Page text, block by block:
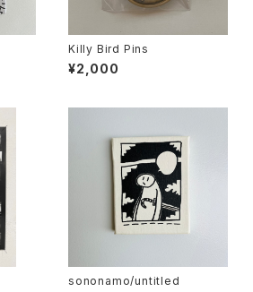
Killy Bird Pins
¥2,000
sononamo/untitled